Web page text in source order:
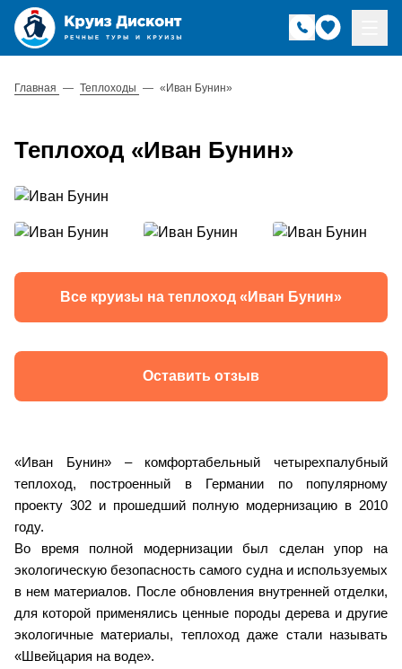
Главная — Теплоходы — «Иван Бунин»
Теплоход «Иван Бунин»
Все круизы на теплоход «Иван Бунин»
Оставить отзыв
«Иван Бунин» – комфортабельный четырехпалубный
теплоход, построенный в Германии по популярному
проекту 302 и прошедший полную модернизацию в 2010
году.
Во время полной модернизации был сделан упор на
экологическую безопасность самого судна и используемых
в нем материалов. После обновления внутренней отделки,
для которой применялись ценные породы дерева и другие
экологичные материалы, теплоход даже стали называть
«Швейцария на воде».